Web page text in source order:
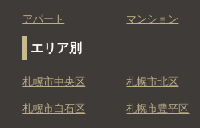
アパート マンション
エリア別
札幌市中央区 札幌市北区
札幌市白石区 札幌市豊平区